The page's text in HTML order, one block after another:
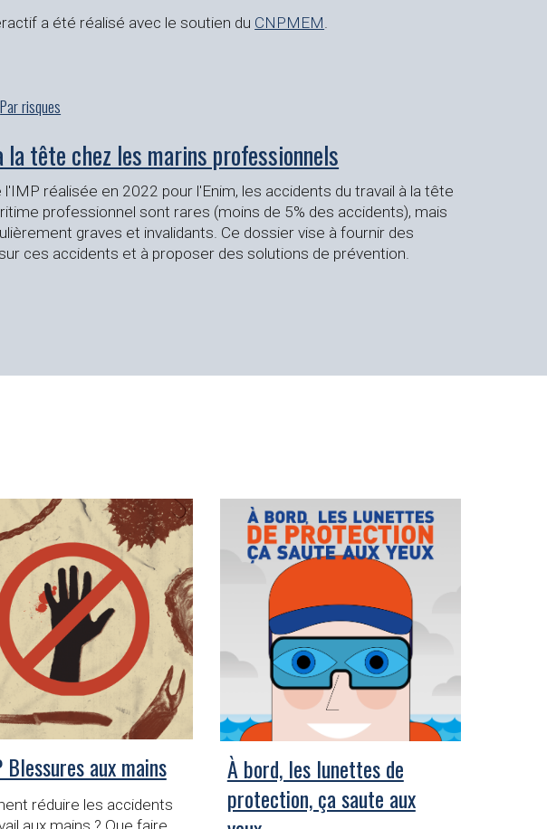
a été réalisé avec le soutien du CNPMEM.
Par risques
la tête chez les marins professionnels
réalisée en 2022 pour l'Enim, les accidents du travail à la tête
professionnel sont rares (moins de 5% des accidents), mais
graves et invalidants. Ce dossier vise à fournir des
ces accidents et à proposer des solutions de prévention.
Blessures aux mains
réduire les accidents
aux mains ? Que faire
À bord, les lunettes de
protection, ça saute aux